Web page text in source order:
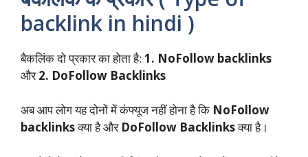
backlink in hindi )
बैकलिंक दो प्रकार का होता है: 1. NoFollow backlinks
और2. DoFollow Backlinks
अब आप लोग यह दोनों में कंफ्यूज नहीं होना है कि NoFollow
backlinksक्या है और DoFollow Backlinksक्या है।